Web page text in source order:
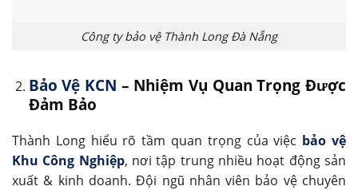
Công ty bảo vệ Thành Long Đà Nẵng
Bảo Vệ KCN – Nhiệm Vụ Quan Trọng Được
Đảm Bảo
Thành Long hiểu rõ tầm quan trọng của việc bảo vệ
Khu Công Nghiệp, nơi tập trung nhiều hoạt động sản
xuất & kinh doanh. Đội ngũ nhân viên bảo vệ chuyên